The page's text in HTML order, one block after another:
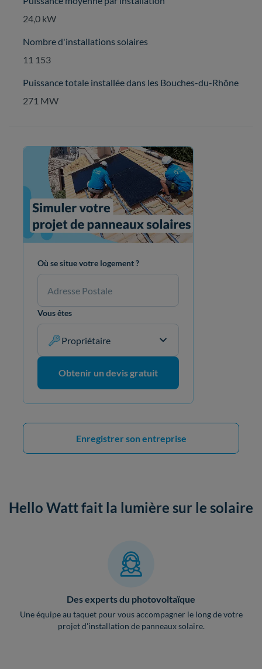
24,0 kW
Nombre d'installations solaires
11 153
Puissance totale installée dans les Bouches-du-Rhône
271 MW
Où se situe votre logement ?
Vous êtes
Propriétaire
Obtenir un devis gratuit
Enregistrer son entreprise
Hello Watt fait la lumière sur le solaire
Des experts du photovoltaïque
Une équipe au taquet pour vous accompagner le long de votre
projet d'installation de panneaux solaire.